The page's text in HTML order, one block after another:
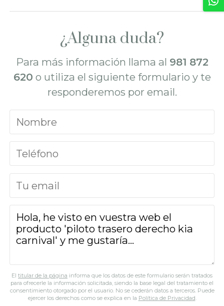
¿Alguna duda?
Para más información llama al 981 872
620 o utiliza el siguiente formulario y te
responderemos por email.
El titular de la página informa que los datos de este formulario serán tratados
para ofrecerle la información solicitada, siendo la base legal del tratamiento el
consentimiento otorgado por el usuario. No se cederán datos a terceros. Puede
ejercer los derechos como se explica en la Política de Privacidad.